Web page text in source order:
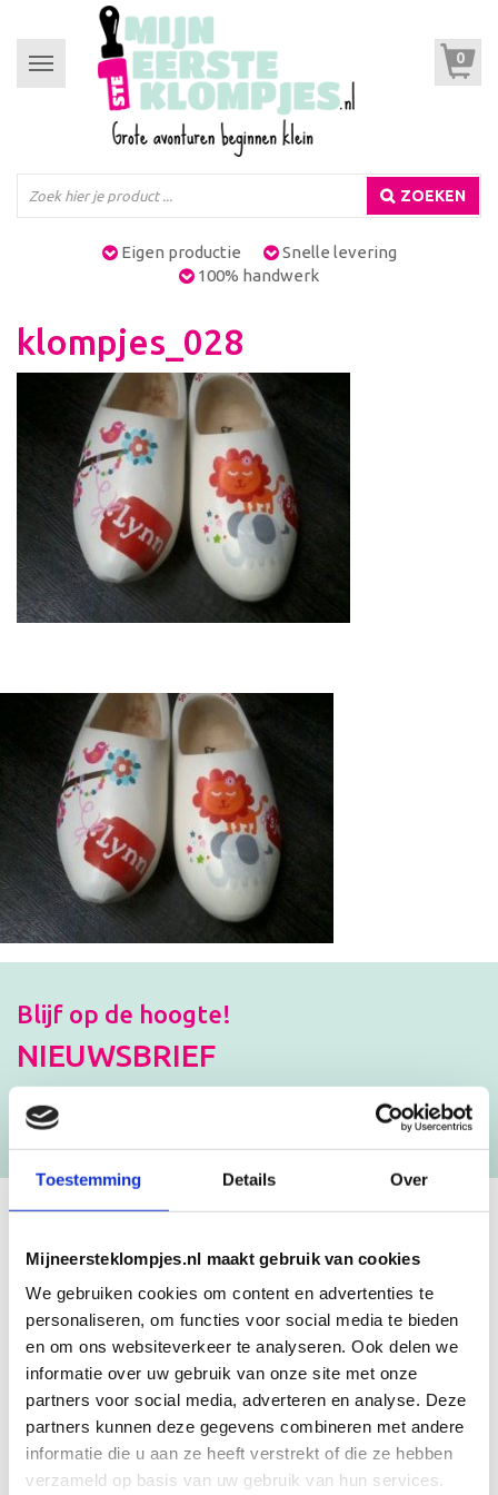
Toestemming Details Over
Mijneersteklompjes.nl maakt gebruik van cookies
We gebruiken cookies om content en advertenties te
personaliseren, om functies voor social media te bieden
en om ons websiteverkeer te analyseren. Ook delen we
informatie over uw gebruik van onze site met onze
partners voor social media, adverteren en analyse. Deze
partners kunnen deze gegevens combineren met andere
informatie die u aan ze heeft verstrekt of die ze hebben
verzameld op basis van uw gebruik van hun services.
Toggle
navigation
0
ZOEKEN
Eigen productie
Snelle levering
100% handwerk
klompjes_028
Blijf op de hoogte!
NIEUWSBRIEF
[mc4wp_form id=”3182″]
GEBOORTEKLOMPJES EN
KRAAMCADEAU MET NAAM
Unieke geboorteklompjes
Mijneersteklompjes.nl heeft al meer dan 15 jaar ervaring met het
schilderen van klompjes. Velen wisten de weg naar ons bedrijf al te
vinden en ontdekten onze leuke geboorteklompjes. Onze
geboorteklompjes bestel je gemakkelijk online. We beschilderen
de geboorteklompjes met de hand en indien gewenst in de stijl van